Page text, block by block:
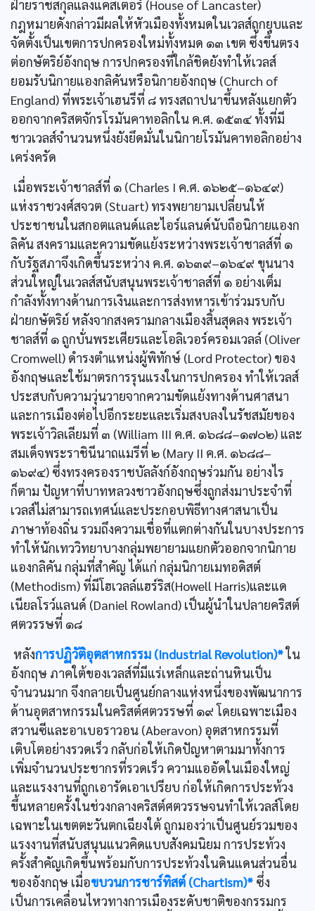
ฝ่ายราชสกุลแลงแคสเตอร์ (House of Lancaster)
กฎหมายดังกล่าวมีผลให้หัวเมืองทั้งหมดในเวลส์ถูกยุบและ
จัดตั้งเป็นเขตการปกครองใหม่ทั้งหมด ๑๓ เขต ซึ่งขึ้นตรง
ต่อกษัตริย์อังกฤษ การปกครองที่ใกล้ชิดยังทำให้เวลส์
ยอมรับนิกายแองกลิคันหรือนิกายอังกฤษ (Church of
England) ที่พระเจ้าเฮนรีที่ ๘ ทรงสถาปนาขึ้นหลังแยกตัว
ออกจากคริสตจักรโรมันคาทอลิกใน ค.ศ. ๑๕๓๔ ทั้งที่มี
ชาวเวลส์จำนวนหนึ่งยังยึดมั่นในนิกายโรมันคาทอลิกอย่าง
เคร่งครัด
เมื่อพระเจ้าชาลส์ที่ ๑ (Charles I ค.ศ. ๑๖๒๕–๑๖๔๙)
แห่งราชวงศ์สจวต (Stuart) ทรงพยายามเปลี่ยนให้
ประชาชนในสกอตแลนด์และไอร์แลนด์นับถือนิกายแองก
ลิคัน สงครามและความขัดแย้งระหว่างพระเจ้าชาลส์ที่ ๑
กับรัฐสภาจึงเกิดขึ้นระหว่าง ค.ศ. ๑๖๓๙–๑๖๔๙ ขุนนาง
ส่วนใหญ่ในเวลส์สนับสนุนพระเจ้าชาลส์ที่ ๑ อย่างเต็ม
กำลังทั้งทางด้านการเงินและการส่งทหารเข้าร่วมรบกับ
ฝ่ายกษัตริย์ หลังจากสงครามกลางเมืองสิ้นสุดลง พระเจ้า
ชาลส์ที่ ๑ ถูกบั่นพระเศียรและโอลิเวอร์ครอมเวลล์ (Oliver
Cromwell) ดำรงตำแหน่งผู้พิทักษ์ (Lord Protector) ของ
อังกฤษและใช้มาตรการรุนแรงในการปกครอง ทำให้เวลส์
ประสบกับความวุ่นวายจากความขัดแย้งทางด้านศาสนา
และการเมืองต่อไปอีกระยะและเริ่มสงบลงในรัชสมัยของ
พระเจ้าวิลเลียมที่ ๓ (William III ค.ศ. ๑๖๘๘–๑๗๐๒) และ
สมเด็จพระราชินีนาถแมรีที่ ๒ (Mary II ค.ศ. ๑๖๘๘–
๑๖๙๔) ซึ่งทรงครองราชบัลลังก์อังกฤษร่วมกัน อย่างไร
ก็ตาม ปัญหาที่บาทหลวงชาวอังกฤษซึ่งถูกส่งมาประจำที่
เวลส์ไม่สามารถเทศน์และประกอบพิธีทางศาสนาเป็น
ภาษาท้องถิ่น รวมถึงความเชื่อที่แตกต่างกันในบางประการ
ทำให้นักเทววิทยาบางกลุ่มพยายามแยกตัวออกจากนิกาย
แองกลิคัน กลุ่มที่สำคัญ ได้แก่ กลุ่มนิกายเมทอดิสต์
(Methodism) ที่มีโฮเวลล์แฮร์ริส(Howell Harris)และแด
เนียลโรว์แลนด์ (Daniel Rowland) เป็นผู้นำในปลายคริสต์
ศตวรรษที่ ๑๘
หลังการปฏิวัติอุตสาหกรรม (Industrial Revolution)*ใน
อังกฤษ ภาคใต้ของเวลส์ที่มีแร่เหล็กและถ่านหินเป็น
จำนวนมาก จึงกลายเป็นศูนย์กลางแห่งหนึ่งของพัฒนาการ
ด้านอุตสาหกรรมในคริสต์ศตวรรษที่ ๑๙ โดยเฉพาะเมือง
สวานซีและอาเบอราวอน (Aberavon) อุตสาหกรรมที่
เติบโตอย่างรวดเร็ว กลับก่อให้เกิดปัญหาตามมาทั้งการ
เพิ่มจำนวนประชากรที่รวดเร็ว ความแออัดในเมืองใหญ่
และแรงงานที่ถูกเอารัดเอาเปรียบ ก่อให้เกิดการประท้วง
ขึ้นหลายครั้งในช่วงกลางคริสต์ศตวรรษจนทำให้เวลส์โดย
เฉพาะในเขตตะวันตกเฉียงใต้ ถูกมองว่าเป็นศูนย์รวมของ
แรงงานที่สนับสนุนแนวคิดแบบสังคมนิยม การประท้วง
ครั้งสำคัญเกิดขึ้นพร้อมกับการประท้วงในดินแดนส่วนอื่น
ของอังกฤษ เมื่อขบวนการชาร์ทิสต์ (Chartism)* ซึ่ง
เป็นการเคลื่อนไหวทางการเมืองระดับชาติของกรรมกร